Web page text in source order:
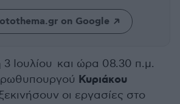
on Google
Ιουλίου και ώρα 08.30 π.μ.
Κυριάκου
οι εργασίες στο